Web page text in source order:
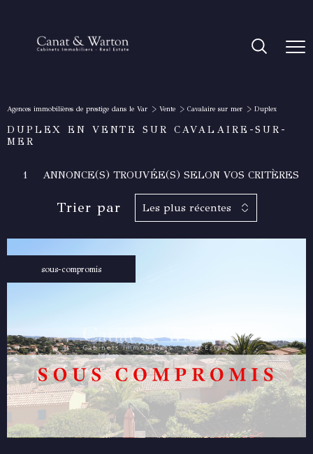
Agences immobilières de prestige dans le Var Vente Cavalaire sur mer Duplex
DUPLEX EN VENTE SUR CAVALAIRE-SUR-
MER
1 ANNONCE(S) TROUVÉE(S) SELON VOS CRITÈRES
Trier par Les plus récentes
sous-compromis